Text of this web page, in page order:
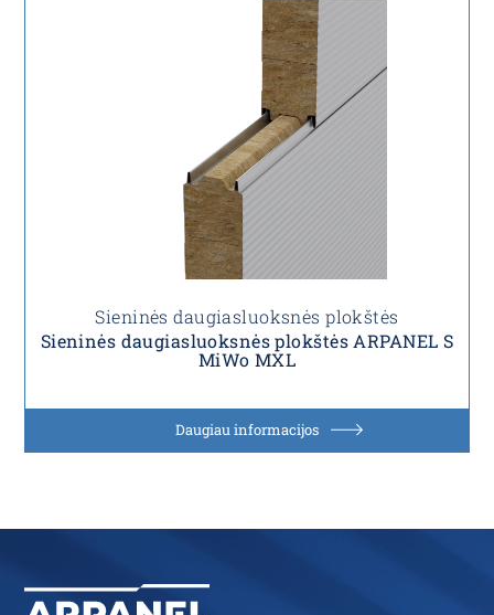
Sieninės daugiasluoksnės plokštės
Sieninės daugiasluoksnės plokštės ARPANEL S
MiWo MXL
Daugiau informacijos